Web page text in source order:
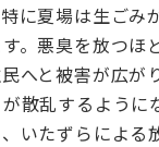
に夏場は生ごみ
。悪臭を放つほ
へと被害が広が
散乱するように
いたずらによる